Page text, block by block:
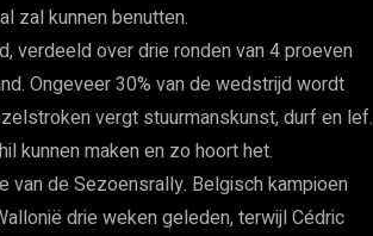
zal kunnen benutten.
verdeeld over drie ronden van 4 proeven
Ongeveer 30% van de wedstrijd wordt
vergt stuurmanskunst, durf en lef.
kunnen maken en zo hoort het.
de Sezoensrally. Belgisch kampioen
drie weken geleden, terwijl Cédric